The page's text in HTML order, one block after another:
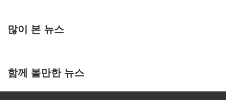
많이 본 뉴스
함께 볼만한 뉴스